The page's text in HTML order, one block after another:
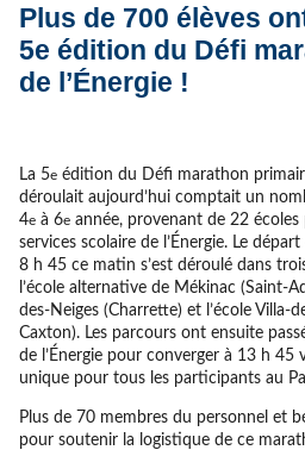
Plus de 700 élèves
5e édition du Défi
de l’Énergie !
La 5eédition du Défi marathon
déroulait aujourd’hui comptait un
4eà 6eannée, provenant de 22 écoles
services scolaire de l’Énergie. Le
8 h 45 ce matin s’est déroulé dans
l’école alternative de Mékinac (Saint-
des-Neiges (Charrette) et l’école Villa-
Caxton). Les parcours ont ensuite
de l’Énergie pour converger à 13 h 45
unique pour tous les participants au
Plus de 70 membres du personnel et
pour soutenir la logistique de ce